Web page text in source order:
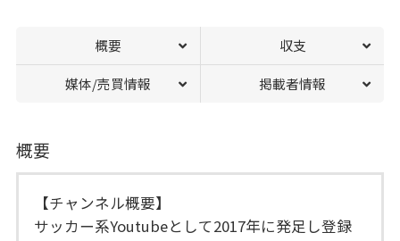
概要 収支
媒体/売買情報 掲載者情報
概要
【チャンネル概要】
サッカー系Youtubeとして2017年に発足し登録